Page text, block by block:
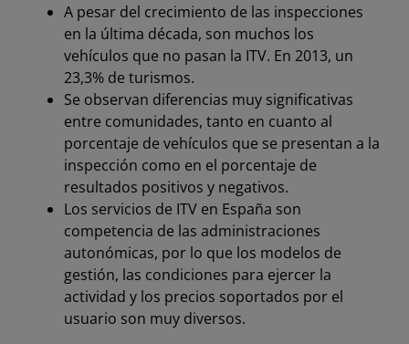
A pesar del crecimiento de las inspecciones
en la última década, son muchos los
vehículos que no pasan la ITV. En 2013, un
23,3% de turismos.
Se observan diferencias muy significativas
entre comunidades, tanto en cuanto al
porcentaje de vehículos que se presentan a la
inspección como en el porcentaje de
resultados positivos y negativos.
Los servicios de ITV en España son
competencia de las administraciones
autonómicas, por lo que los modelos de
gestión, las condiciones para ejercer la
actividad y los precios soportados por el
usuario son muy diversos.